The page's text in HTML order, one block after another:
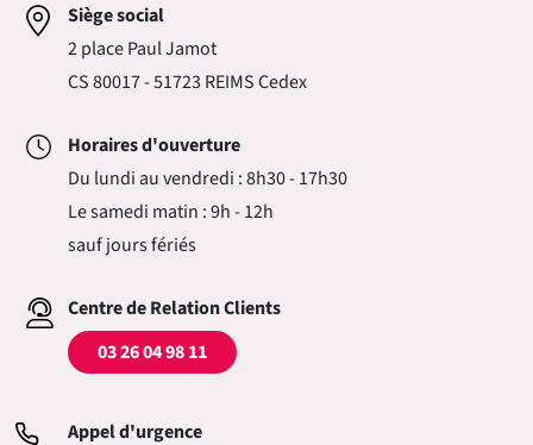
Siège social
2 place Paul Jamot
CS 80017 - 51723 REIMS Cedex
Horaires d'ouverture
Du lundi au vendredi : 8h30 - 17h30
Le samedi matin : 9h - 12h
sauf jours fériés
Centre de Relation Clients
03 26 04 98 11
Appel d'urgence